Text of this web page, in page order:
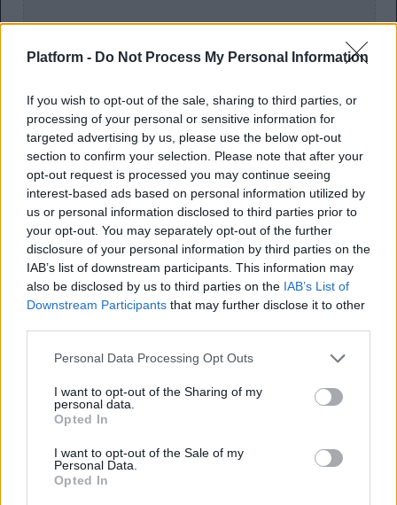
Platform - Do Not Process My Personal Information
If you wish to opt-out of the sale, sharing to third parties, or
processing of your personal or sensitive information for
targeted advertising by us, please use the below opt-out
section to confirm your selection. Please note that after your
opt-out request is processed you may continue seeing
interest-based ads based on personal information utilized by
us or personal information disclosed to third parties prior to
your opt-out. You may separately opt-out of the further
disclosure of your personal information by third parties on the
IAB’s list of downstream participants. This information may
also be disclosed by us to third parties on the IAB’s List of
Downstream Participants that may further disclose it to other
Personal Data Processing Opt Outs
I want to opt-out of the Sharing of my
personal data.
Opted In
I want to opt-out of the Sale of my
Personal Data.
Opted In
με τον απόλυτο μετρητή θερμίδων και πέτυχε τον
στόχο σου!
ΠΡΟΗΓΟΎΜΕΝΟ ΆΡΘΡΟ: Ο ΓΎΡΟΣ ΤΟΥ ΚΌΣΜΟΥ
ΠΡΟΗΓ ΕΠΌΜΕΝΟ ΆΡΘΡΟ:
ΕΠΌΜΕΝΟ
0 SHARE
facebook messenger
twitter
whatsapp
email
πρώτος όλα τα τελευταία trends
ΔΙΑΒΆΣΤΕ ΕΠΊΣΗΣ